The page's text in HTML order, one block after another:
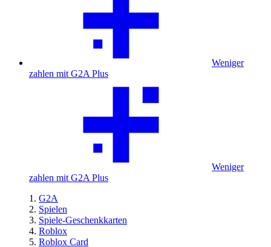
Weniger
zahlen mit G2A Plus
Weniger
zahlen mit G2A Plus
G2A
Spielen
Spiele-Geschenkkarten
Roblox
Roblox Card